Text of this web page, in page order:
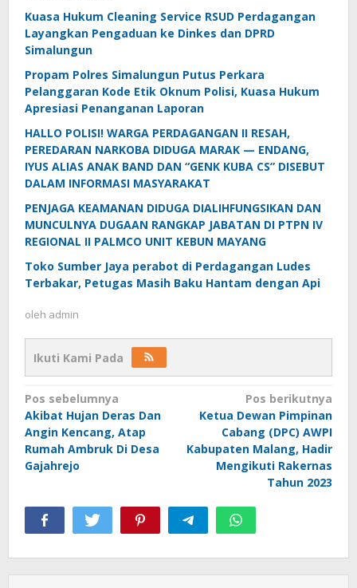
Kuasa Hukum Cleaning Service RSUD Perdagangan
Layangkan Pengaduan ke Dinkes dan DPRD
Simalungun
Propam Polres Simalungun Putus Perkara
Pelanggaran Kode Etik Oknum Polisi, Kuasa Hukum
Apresiasi Penanganan Laporan
HALLO POLISI! WARGA PERDAGANGAN II RESAH,
PEREDARAN NARKOBA DIDUGA MARAK — ENDANG,
IYUS ALIAS ANAK BAND DAN “GENK KUBA CS” DISEBUT
DALAM INFORMASI MASYARAKAT
PENJAGA KEAMANAN DIDUGA DIALIHFUNGSIKAN DAN
MUNCULNYA DUGAAN RANGKAP JABATAN DI PTPN IV
REGIONAL II PALMCO UNIT KEBUN MAYANG
Toko Sumber Jaya perabot di Perdagangan Ludes
Terbakar, Petugas Masih Baku Hantam dengan Api
oleh admin
Ikuti Kami Pada
Navigasi
pos
Pos sebelumnya
Akibat Hujan Deras Dan
Angin Kencang, Atap
Rumah Ambruk Di Desa
Gajahrejo
Pos berikutnya
Ketua Dewan Pimpinan
Cabang (DPC) AWPI
Kabupaten Malang, Hadir
Mengikuti Rakernas
Tahun 2023